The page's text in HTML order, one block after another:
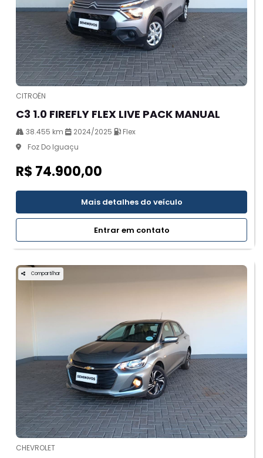
CITROËN
C3 1.0 FIREFLY FLEX LIVE PACK MANUAL
38.455 km 2024/2025
Flex
Foz Do Iguaçu
R$ 74.900,00
Mais detalhes do veículo
Entrar em contato
Compartilhar
CHEVROLET